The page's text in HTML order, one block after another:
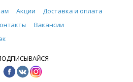
Акции
Доставка и оплата
Вакансии